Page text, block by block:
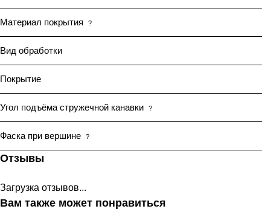
Материал покрытия ?
Вид обработки
Покрытие
Угол подъёма стружечной канавки ?
Фаска при вершине ?
Отзывы
Загрузка отзывов...
Вам также может понравиться